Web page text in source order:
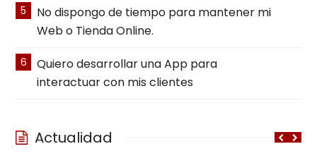
5
No dispongo de tiempo para mantener mi
Web o Tienda Online.
6
Quiero desarrollar una App para
interactuar con mis clientes
Actualidad